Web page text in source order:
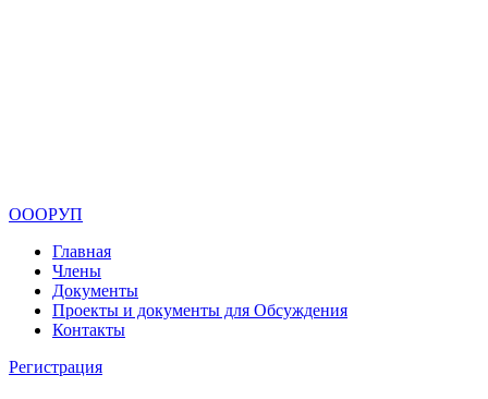
ОООРУП
Главная
Члены
Документы
Проекты и документы для Обсуждения
Контакты
Регистрация